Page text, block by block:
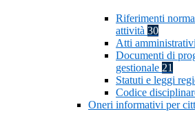
Riferimenti
attività 30
Atti
Documenti di
gestionale 21
Statuti e leggi
Codice
Oneri informativi per